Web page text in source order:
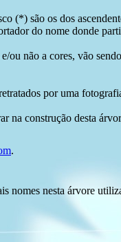
(*) são os dos
do nome donde
ou não a cores, vão
por uma
na construção desta
.
nomes nesta árvore